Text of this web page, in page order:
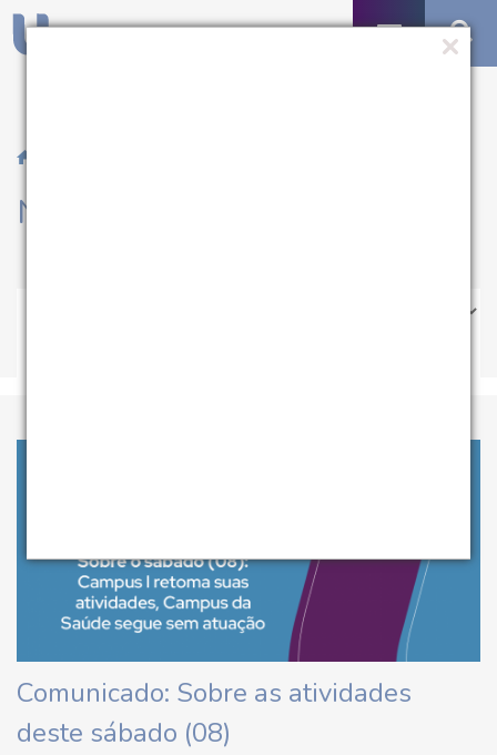
Notícias
Comunicado: Sobre as atividades
deste sábado (08)